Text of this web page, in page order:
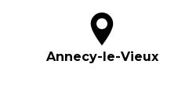
Annecy-le-Vieux